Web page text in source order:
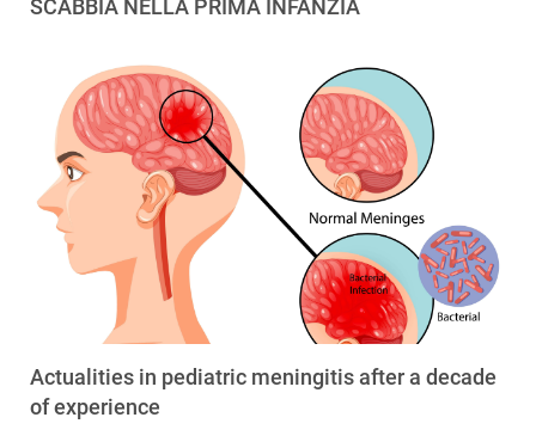
SCABBIA NELLA PRIMA INFANZIA
Actualities in pediatric meningitis after a decade
of experience